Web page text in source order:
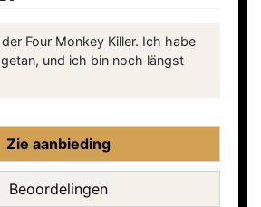
Four Monkey Killer. Ich habe
und ich bin noch längst
Zie aanbieding
Beoordelingen